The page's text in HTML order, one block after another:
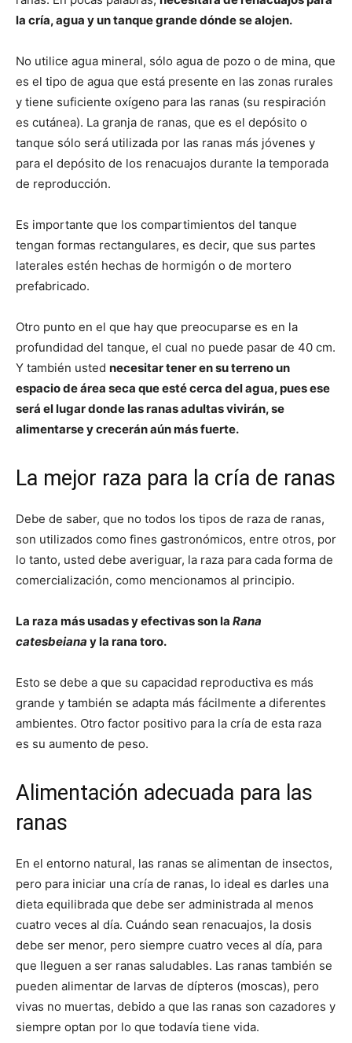
la cría, agua y un tanque grande dónde se alojen.
No utilice agua mineral, sólo agua de pozo o de mina, que
es el tipo de agua que está presente en las zonas rurales
y tiene suficiente oxígeno para las ranas (su respiración
es cutánea). La granja de ranas, que es el depósito o
tanque sólo será utilizada por las ranas más jóvenes y
para el depósito de los renacuajos durante la temporada
de reproducción.
Es importante que los compartimientos del tanque
tengan formas rectangulares, es decir, que sus partes
laterales estén hechas de hormigón o de mortero
prefabricado.
Otro punto en el que hay que preocuparse es en la
profundidad del tanque, el cual no puede pasar de 40 cm.
Y también usted necesitar tener en su terreno un
espacio de área seca que esté cerca del agua, pues ese
será el lugar donde las ranas adultas vivirán, se
alimentarse y crecerán aún más fuerte.
La mejor raza para la cría de ranas
Debe de saber, que no todos los tipos de raza de ranas,
son utilizados como fines gastronómicos, entre otros, por
lo tanto, usted debe averiguar, la raza para cada forma de
comercialización, como mencionamos al principio.
La raza más usadas y efectivas son la Rana
catesbeiana y la rana toro.
Esto se debe a que su capacidad reproductiva es más
grande y también se adapta más fácilmente a diferentes
ambientes. Otro factor positivo para la cría de esta raza
es su aumento de peso.
Alimentación adecuada para las
ranas
En el entorno natural, las ranas se alimentan de insectos,
pero para iniciar una cría de ranas, lo ideal es darles una
dieta equilibrada que debe ser administrada al menos
cuatro veces al día. Cuándo sean renacuajos, la dosis
debe ser menor, pero siempre cuatro veces al día, para
que lleguen a ser ranas saludables. Las ranas también se
pueden alimentar de larvas de dípteros (moscas), pero
vivas no muertas, debido a que las ranas son cazadores y
siempre optan por lo que todavía tiene vida.